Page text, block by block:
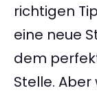
richtigen
eine neue
dem
Stelle.